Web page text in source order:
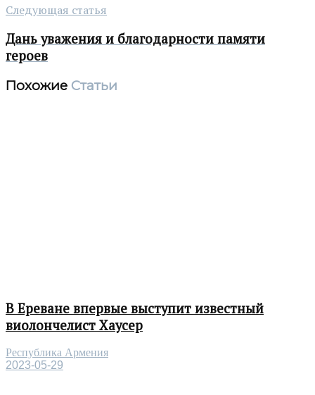
Следующая статья
Дань уважения и благодарности памяти
героев
Похожие Статьи
В Ереване впервые выступит известный
виолончелист Хаусер
Республика Армения
2023-05-29